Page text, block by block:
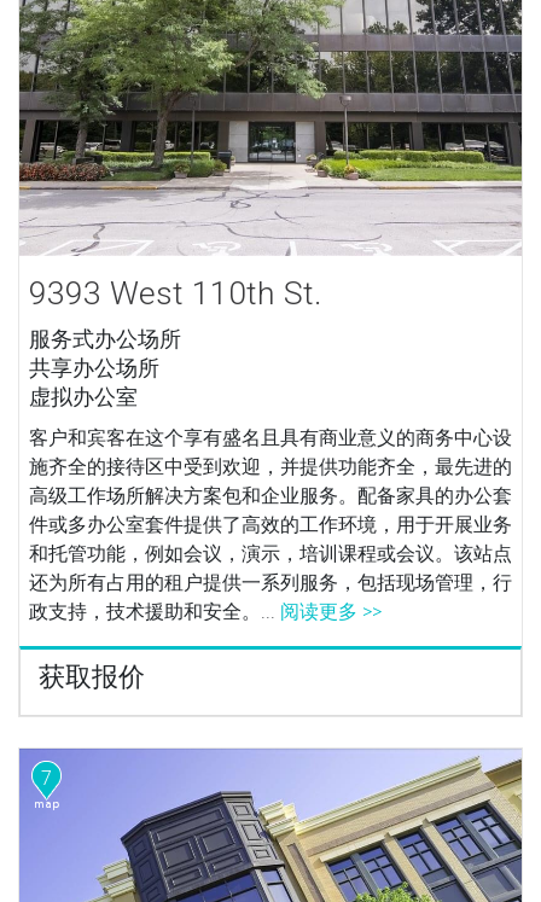
9393 West 110th St.
服务式办公场所
共享办公场所
虚拟办公室
客户和宾客在这个享有盛名且具有商业意义的商务中心设
施齐全的接待区中受到欢迎，并提供功能齐全，最先进的
高级工作场所解决方案包和企业服务。配备家具的办公套
件或多办公室套件提供了高效的工作环境，用于开展业务
和托管功能，例如会议，演示，培训课程或会议。该站点
还为所有占用的租户提供一系列服务，包括现场管理，行
政支持，技术援助和安全。... 阅读更多 >>
获取报价
7